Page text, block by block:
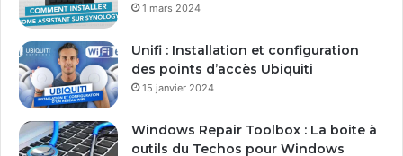
e
m
a
1 mars 2024
Unifi : Installation et configuration
des points d’accès Ubiquiti
15 janvier 2024
Windows Repair Toolbox : La boite à
outils du Techos pour Windows